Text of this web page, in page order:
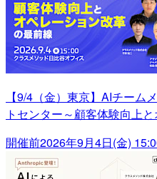
【9/4（金）東京】AIチーム
トセンター～顧客体験向上
開催前2026年9月4日(金)